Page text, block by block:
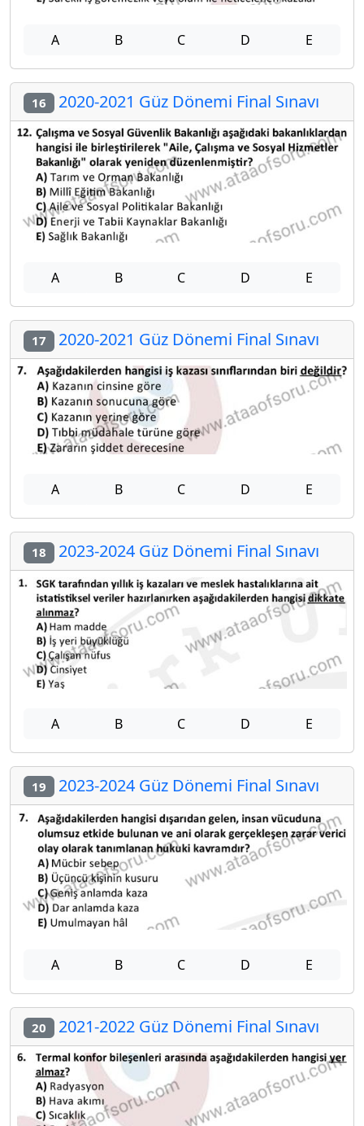
A B C D E
16 2020-2021 Güz Dönemi Final Sınavı
A B C D E
17 2020-2021 Güz Dönemi Final Sınavı
A B C D E
18 2023-2024 Güz Dönemi Final Sınavı
A B C D E
19 2023-2024 Güz Dönemi Final Sınavı
A B C D E
20 2021-2022 Güz Dönemi Final Sınavı